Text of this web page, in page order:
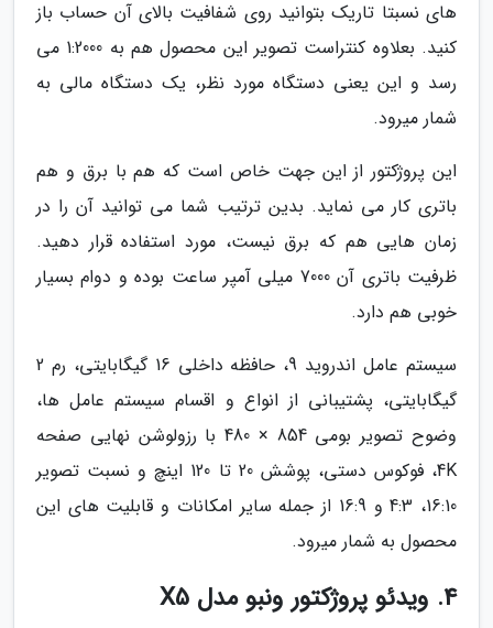
های نسبتا تاریک بتوانید روی شفافیت بالای آن حساب باز
کنید. بعلاوه کنتراست تصویر این محصول هم به 1:2000 می
رسد و این یعنی دستگاه مورد نظر، یک دستگاه مالی به
شمار میرود.
این پروژکتور از این جهت خاص است که هم با برق و هم
باتری کار می نماید. بدین ترتیب شما می توانید آن را در
زمان هایی هم که برق نیست، مورد استفاده قرار دهید.
ظرفیت باتری آن 7000 میلی آمپر ساعت بوده و دوام بسیار
خوبی هم دارد.
سیستم عامل اندروید 9، حافظه داخلی 16 گیگابایتی، رم 2
گیگابایتی، پشتیبانی از انواع و اقسام سیستم عامل ها،
وضوح تصویر بومی 854 × 480 با رزولوشن نهایی صفحه
4K، فوکوس دستی، پوشش 20 تا 120 اینچ و نسبت تصویر
16:10، 4:3 و 16:9 از جمله سایر امکانات و قابلیت های این
محصول به شمار میرود.
4. ویدئو پروژکتور ونبو مدل X5